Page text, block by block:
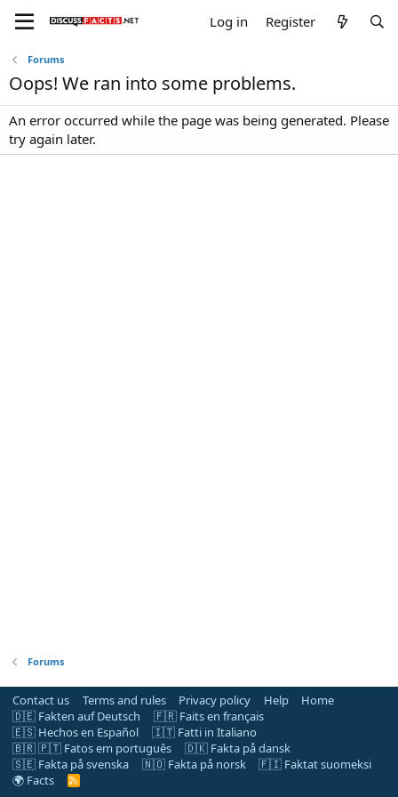
Log in Register
Forums
Oops! We ran into some problems.
An error occurred while the page was being generated. Please
try again later.
Forums
Contact us Terms and rules Privacy policy Help
Home
🇩🇪 Fakten auf Deutsch
🇫🇷 Faits en français
🇪🇸 Hechos en Español
🇮🇹 Fatti in Italiano
🇧🇷 🇵🇹 Fatos em português
🇩🇰 Fakta på dansk
🇸🇪 Fakta på svenska
🇳🇴 Fakta på norsk
🇫🇮 Faktat suomeksi
🌍 Facts
R